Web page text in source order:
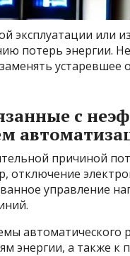
эксплуатации или
потерь энергии.
устаревшее
с
причиной
отключение
управление
энергии, а также к